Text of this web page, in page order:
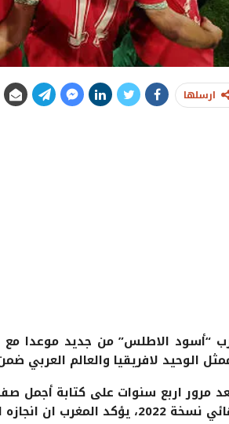
ارسلها
الوحيد لافريقيا والعالم العربي
مرور اربع سنوات على كتابة أجمل
يؤكد المغرب ان انجازه التاريخي لم يكن وليد الصدفة.